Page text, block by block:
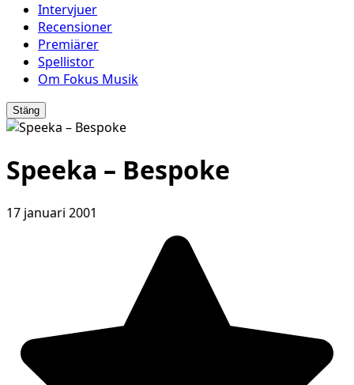
Intervjuer
Recensioner
Premiärer
Spellistor
Om Fokus Musik
Stäng
Speeka – Bespoke
17 januari 2001